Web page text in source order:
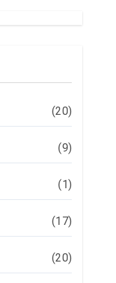
(20)
(9)
(1)
(17)
(20)